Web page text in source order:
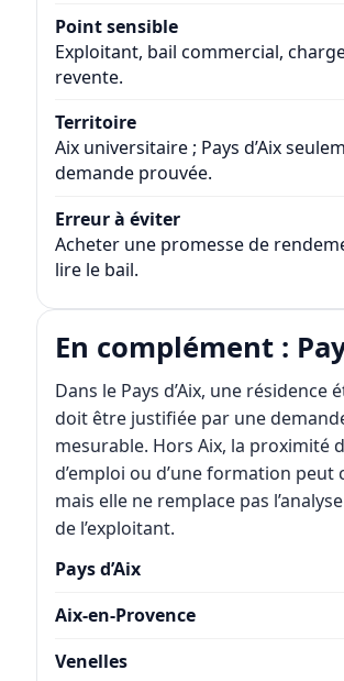
Point sensible
Exploitant, bail commercial,
revente.
Territoire
Aix universitaire ; Pays d’Aix
demande prouvée.
Erreur à éviter
Acheter une promesse de
lire le bail.
En complément :
Dans le Pays d’Aix, une résidence
doit être justifiée par une
mesurable. Hors Aix, la proximité
d’emploi ou d’une formation peut
mais elle ne remplace pas
de l’exploitant.
Pays d’Aix
Aix-en-Provence
Venelles